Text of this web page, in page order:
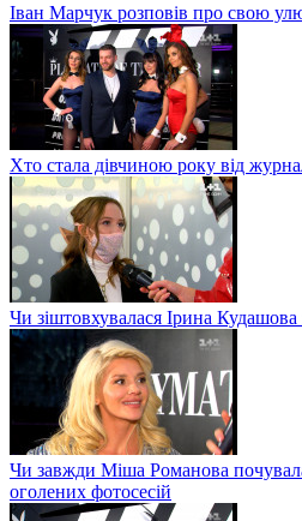
Іван Марчук розповів про свою
Хто стала дівчиною року від
Чи зіштовхувалася Ірина Кудашова
Чи завжди Міша Романова
оголених фотосесій